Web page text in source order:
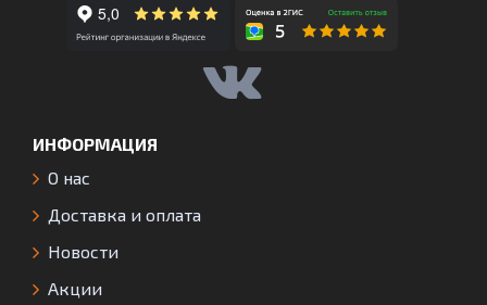
ИНФОРМАЦИЯ
О нас
Доставка и оплата
Новости
Акции